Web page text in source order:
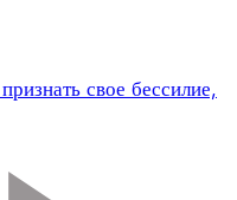
свое бессилие,